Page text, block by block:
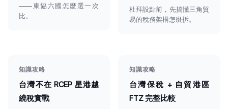
——東協六國怎麼選一次
比。
杜拜設點前，先搞懂三角貿
易的稅務架構怎麼拆。
知識攻略
台灣不在 RCEP 星港越
繞稅實戰
知識攻略
台灣保稅 + 自貿港區
FTZ 完整比較